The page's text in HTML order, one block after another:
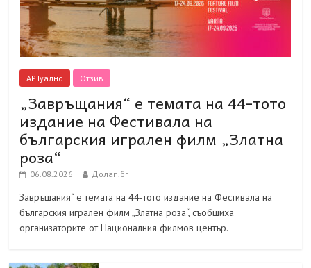
АРТуално Отзив
„Завръщания“ е темата на 44-тото
издание на Фестивала на
българския игрален филм „Златна
роза“
06.08.2026 Долап.бг
Завръщания“ е темата на 44-тото издание на Фестивала на
българския игрален филм „Златна роза“, съобщиха
организаторите от Националния филмов център.